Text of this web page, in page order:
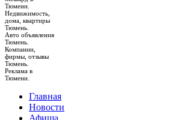
Тюмени.
Недвижимость,
дома, квартиры
Тюмень.
Авто объявления
Тюмень.
Компании,
фирмы, отзывы
Тюмень.
Реклама в
Тюмени.
Главная
Новости
Афиша